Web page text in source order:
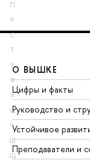
П
Р
С
Т
У
Ф
Х
Ц
Ч
Ш
Щ
О ВЫШКЕ
Цифры и факты
Руководство и
Устойчивое
Преподаватели и